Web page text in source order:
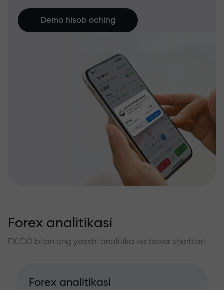
Demo hisob oching
Forex analitikasi
FX.CO bilan eng yaxshi analitika va bozor sharhlari
Forex analitikasi